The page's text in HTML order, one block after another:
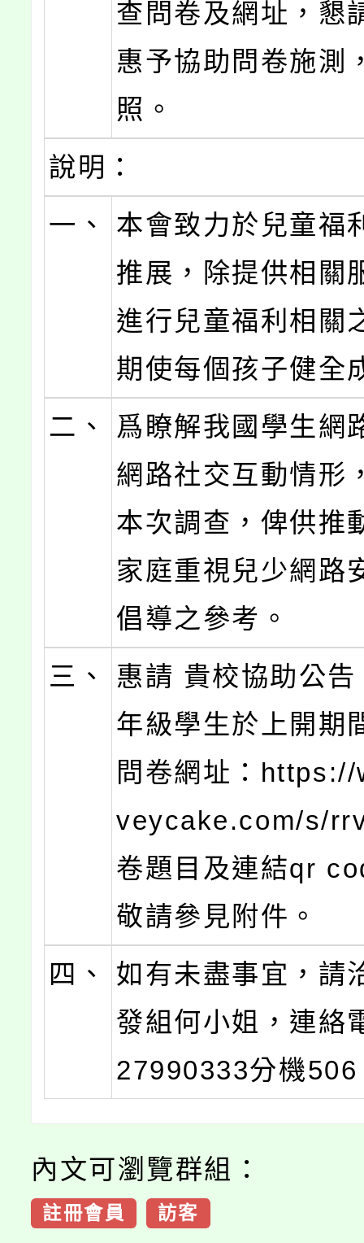
查問卷及網址，
惠予協助問卷施
照。
說明：
一、
本會致力於兒童福
推展，除提供相關
進行兒童福利相關
期使每個孩子健全
二、
爲瞭解我國學生網
網路社交互動情形
本次調查，俾供推
家庭重視兒少網路
倡導之參考。
三、
惠請 貴校協助公
年級學生於上開期
問卷網址：
veycake.com/s/
卷題目及連結qr
敬請參見附件。
四、
如有未盡事宜，請
發組何小姐，連絡
27990333分機506
內文可瀏覽群組：
註冊會員 訪客